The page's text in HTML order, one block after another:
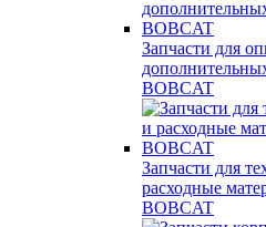
Запчасти для
BOBCAT
Запчасти для
расходные
BOBCAT